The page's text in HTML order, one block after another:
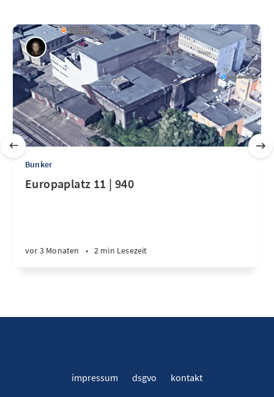
Bunker
Europaplatz 11 | 940
vor 3 Monaten • 2 min Lesezeit
impressum dsgvo
kontakt